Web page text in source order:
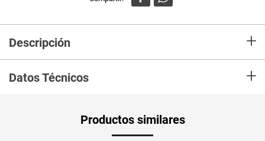
Descripción +
Datos Técnicos +
Productos similares